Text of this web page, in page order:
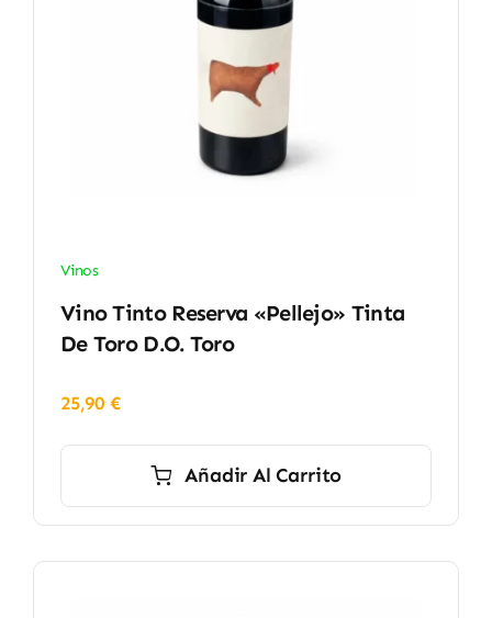
Vinos
Vino Tinto Reserva «Pellejo» Tinta
De Toro D.O. Toro
25,90 €
Añadir Al Carrito